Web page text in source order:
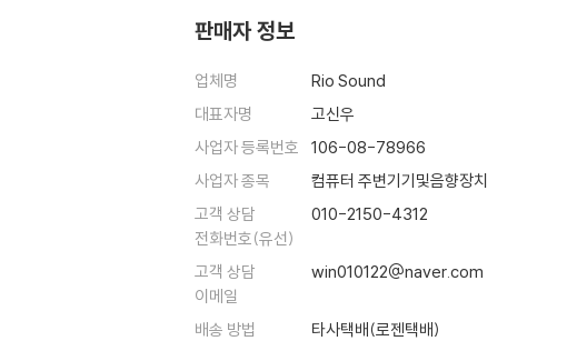
판매자 정보
업체명
Rio Sound
대표자명
고신우
사업자 등록번호
106-08-78966
사업자 종목
컴퓨터 주변기기및음향장치
고객 상담
전화번호(유선)
010-2150-4312
고객 상담
이메일
win010122@naver.com
배송 방법
타사택배(로젠택배)